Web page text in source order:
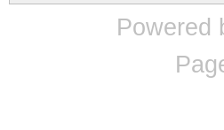
Powered